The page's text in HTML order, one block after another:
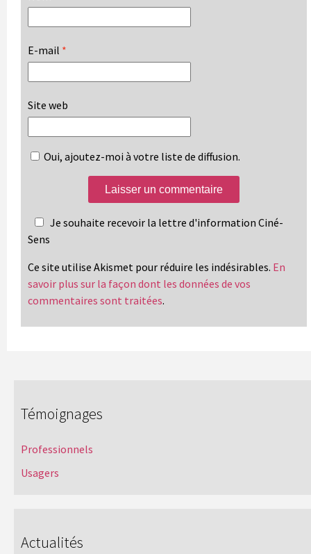
E-mail *
Site web
Oui, ajoutez-moi à votre liste de diffusion.
Je souhaite recevoir la lettre d'information Ciné-
Sens
Ce site utilise Akismet pour réduire les indésirables. En
savoir plus sur la façon dont les données de vos
commentaires sont traitées.
Témoignages
Professionnels
Usagers
Actualités